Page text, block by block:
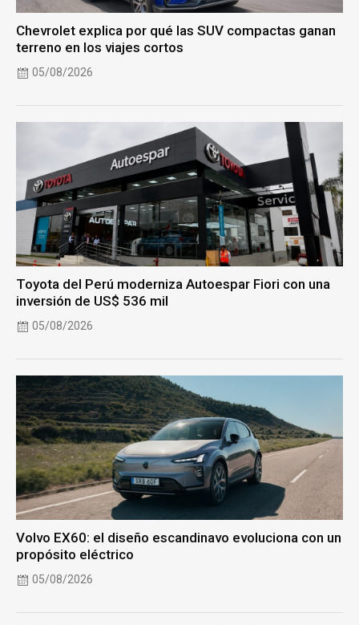
Chevrolet explica por qué las SUV compactas ganan
terreno en los viajes cortos
05/08/2026
Toyota del Perú moderniza Autoespar Fiori con una
inversión de US$ 536 mil
05/08/2026
Volvo EX60: el diseño escandinavo evoluciona con un
propósito eléctrico
05/08/2026